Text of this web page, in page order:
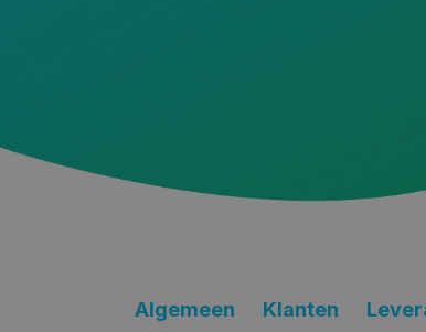
Algemeen Klanten